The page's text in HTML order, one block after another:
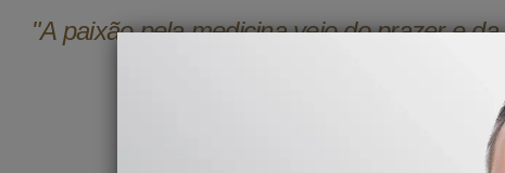
"A paixão pela medicina veio do prazer e
- Dr. Alexandre